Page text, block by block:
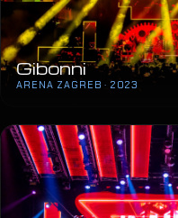
Gibonni
ARENA ZAGREB · 2023